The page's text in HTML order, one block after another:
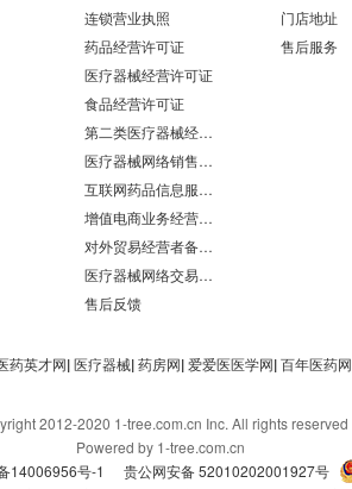
连锁营业执照
药品经营许可证
医疗器械经营许可证
食品经营许可证
第二类医疗器械经营备案凭证
医疗器械网络销售备案
互联网药品信息服务资格证书
增值电商业务经营许可证
对外贸易经营者备案登记表/海关报关单位注册登记证书
医疗器械网络交易服务第三方平台备案凭证
售后反馈
门店地址
售后服务
药英才网| 医疗器械| 药房网| 爱爱医医学网| 百年医药网
2012-2020 1-tree.com.cn Inc. All rights reserved
Powered by 1-tree.com.cn
14006956号-1
贵公网安备 52010202001927号